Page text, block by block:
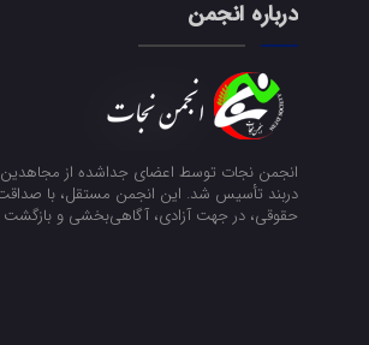
درباره انجمن
انجمن نجات توسط اعضای جداشده از مجاهدین
دربند تأسیس شد. این انجمن مستقل، با
حقوقی، در جهت آزادی، آگاهی‌بخشی و